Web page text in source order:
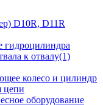
D10R, D11R
гидроцилиндра
к отвалу(1)
колесо и цилиндр
цепи
оборудование